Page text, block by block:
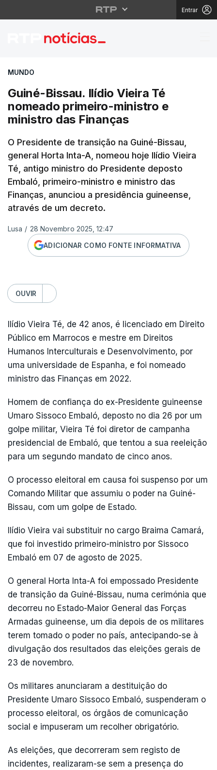
Entrar
Guiné-Bissau. Ilídio
MUNDO
Guiné-Bissau. Ilídio Vieira Té
nomeado primeiro-ministro e
ministro das Finanças
O Presidente de transição na Guiné-Bissau,
general Horta Inta-A, nomeou hoje Ilídio Vieira
Té, antigo ministro do Presidente deposto
Embaló, primeiro-ministro e ministro das
Finanças, anunciou a presidência guineense,
através de um decreto.
Lusa / 28 Novembro 2025, 12:47
ADICIONAR COMO FONTE INFORMATIVA
OUVIR
Ilídio Vieira Té, de 42 anos, é licenciado em Direito
Público em Marrocos e mestre em Direitos
Humanos Interculturais e Desenvolvimento, por
uma universidade de Espanha, e foi nomeado
ministro das Finanças em 2022.
Homem de confiança do ex-Presidente guineense
Umaro Sissoco Embaló, deposto no dia 26 por um
golpe militar, Vieira Té foi diretor de campanha
presidencial de Embaló, que tentou a sua reeleição
para um segundo mandato de cinco anos.
O processo eleitoral em causa foi suspenso por um
Comando Militar que assumiu o poder na Guiné-
Bissau, com um golpe de Estado.
Ilídio Vieira vai substituir no cargo Braima Camará,
que foi investido primeiro-ministro por Sissoco
Embaló em 07 de agosto de 2025.
O general Horta Inta-A foi empossado Presidente
de transição da Guiné-Bissau, numa cerimónia que
decorreu no Estado-Maior General das Forças
Armadas guineense, um dia depois de os militares
terem tomado o poder no país, antecipando-se à
divulgação dos resultados das eleições gerais de
23 de novembro.
Os militares anunciaram a destituição do
Presidente Umaro Sissoco Embaló, suspenderam o
processo eleitoral, os órgãos de comunicação
social e impuseram um recolher obrigatório.
As eleições, que decorreram sem registo de
incidentes, realizaram-se sem a presença do